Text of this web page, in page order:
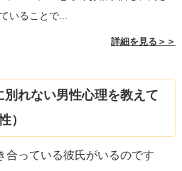
いることで...
詳細を見る＞＞
別れない男性心理を教えて
）
合っている彼氏がいるのです